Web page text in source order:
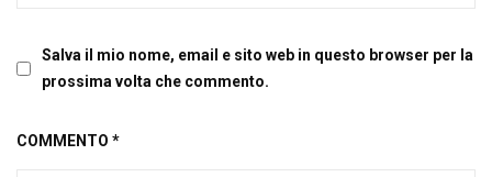
Salva il mio nome, email e sito web in questo browser per la
prossima volta che commento.
COMMENTO *